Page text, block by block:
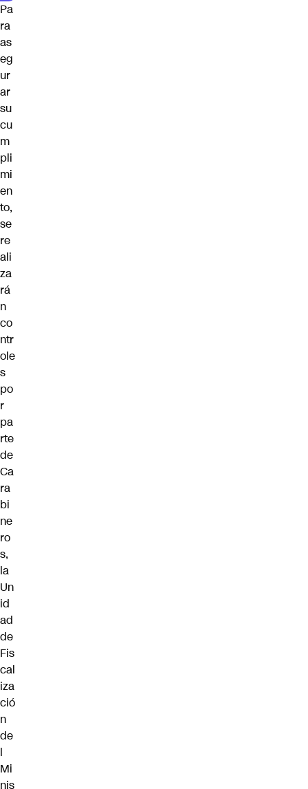
Pa
ra
as
eg
ur
ar
su
cu
m
pli
mi
en
to,
se
re
ali
za
rá
n
co
ntr
ole
s
po
r
pa
rte
de
Ca
ra
bi
ne
ro
s,
la
Un
id
ad
de
Fis
cal
iza
ció
n
de
l
Mi
nis